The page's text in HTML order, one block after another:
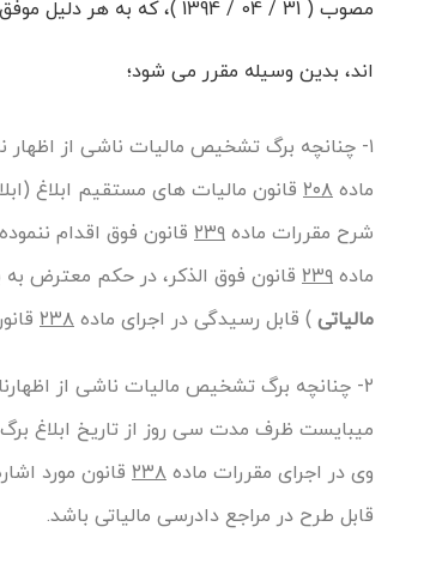
مصوب ( 31 / 04 / 1394 )،
اند، بدین وسیله مقرر می شود؛
۱- چنانچه برگ تشخیص مالیات ناشی از اظهار نامه برآوردی تولیدی حسب مقررات تبصره (۱) و قسمت اخیر تبصره (۲) ماده
ماده ۲۰۸ قانون مالیات های مستقیم ابلاغ
شرح مقررات ماده ۲۳۹ قانون فوق اقدام
ماده ۲۳۹ قانون فوق الذکر، در حکم معترض
مالیاتی ) قابل رسیدگی در اجرای ماده ۲۳۸
۲- چنانچه برگ تشخیص مالیات ناشی از
میبایست ظرف مدت سی روز از تاریخ ابلاغ برگ
وی در اجرای مقررات ماده ۲۳۸ قانون مورد
قابل طرح در مراجع دادرسی مالیاتی باشد.